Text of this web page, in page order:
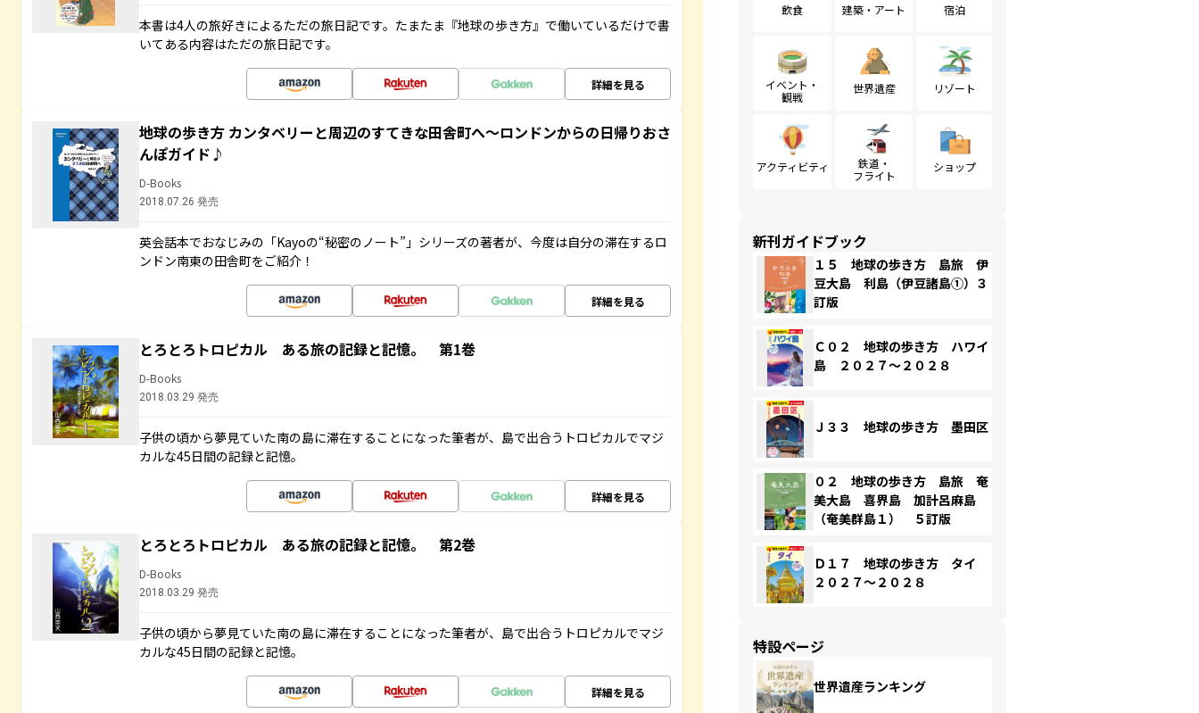
本書は4人の旅好きによるただの旅日記です。たまたま『地球の歩き方』で働いているだけで書
いてある内容はただの旅日記です。
詳細を見る
地球の歩き方 カンタベリーと周辺のすてきな田舎町へ～ロンドンからの日帰りおさ
んぽガイド♪
D-Books
2018.07.26 発売
英会話本でおなじみの「Kayoの“秘密のノート”」シリーズの著者が、今度は自分の滞在するロ
ンドン南東の田舎町をご紹介！
詳細を見る
とろとろトロピカル ある旅の記録と記憶。 第1巻
D-Books
2018.03.29 発売
子供の頃から夢見ていた南の島に滞在することになった筆者が、島で出合うトロピカルでマジ
カルな45日間の記録と記憶。
詳細を見る
とろとろトロピカル ある旅の記録と記憶。 第2巻
D-Books
2018.03.29 発売
子供の頃から夢見ていた南の島に滞在することになった筆者が、島で出合うトロピカルでマジ
カルな45日間の記録と記憶。
詳細を見る
飲食 建築・アート 宿泊
イベント・
観戦
世界遺産 リゾート
アクティビティ
鉄道・
フライト
ショップ
新刊ガイドブック
１５ 地球の歩き方 島旅 伊
豆大島 利島（伊豆諸島①）３
訂版
Ｃ０２ 地球の歩き方 ハワイ
島 ２０２７～２０２８
Ｊ３３ 地球の歩き方 墨田区
０２ 地球の歩き方 島旅 奄
美大島 喜界島 加計呂麻島
（奄美群島１） ５訂版
Ｄ１７ 地球の歩き方 タイ
２０２７～２０２８
特設ページ
世界遺産ランキング